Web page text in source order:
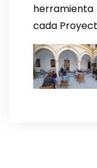
cada